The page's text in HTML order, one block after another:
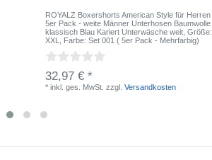
ROYALZ Boxershorts American Style für Herren
5er Pack - weite Männer Unterhosen Baumwolle
klassisch Blau Kariert Unterwäsche weit , Größe:
XXL
, Farbe: Set 001 ( 5er Pack - Mehrfarbig)
32,97 € *
*inkl. ges. MwSt. zzgl.Versandkosten